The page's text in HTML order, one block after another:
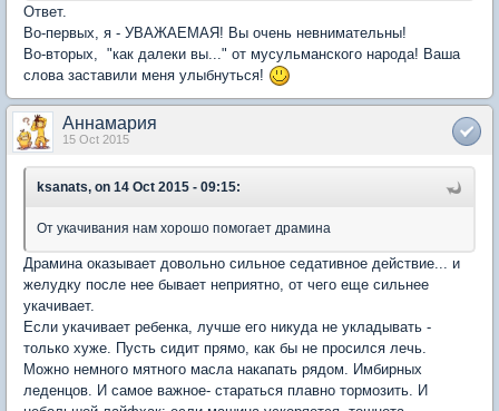
Ответ.
Во-первых, я - УВАЖАЕМАЯ! Вы очень невнимательны!
Во-вторых, "как далеки вы..." от мусульманского народа! Ваша
слова заставили меня улыбнуться!
Аннамария
15 Oct 2015
ksanats, on 14 Oct 2015 - 09:15:
От укачивания нам хорошо помогает драмина
Драмина оказывает довольно сильное седативное действие... и
желудку после нее бывает неприятно, от чего еще сильнее
укачивает.
Если укачивает ребенка, лучше его никуда не укладывать -
только хуже. Пусть сидит прямо, как бы не просился лечь.
Можно немного мятного масла накапать рядом. Имбирных
леденцов. И самое важное- стараться плавно тормозить. И